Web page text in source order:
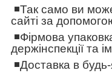
◾️Так само ви
сайті за
◾️Фірмова
держінспекції та
◾️Доставка в